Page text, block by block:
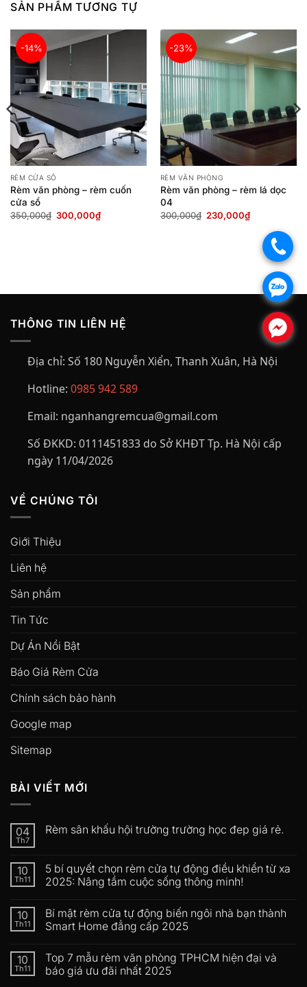
SẢN PHẨM TƯƠNG TỰ
-14%
RÈM CỬA SỔ
Rèm văn phòng – rèm cuốn
cửa sổ
350,000₫ Giá
300,000₫Giá
hiện
-23%
RÈM VĂN PHÒNG
Rèm văn phòng – rèm lá dọc
04
300,000₫ Giá
230,000₫Giá
hiện
230,000₫.
THÔNG TIN LIÊN HỆ
Địa chỉ: Số 180 Nguyễn Xiển, Thanh Xuân, Hà Nội
Hotline: 0985 942 589
Email: nganhangremcua@gmail.com
Số ĐKKD: 0111451833 do Sở KHĐT Tp. Hà Nội cấp
ngày 11/04/2026
VỀ CHÚNG TÔI
Giới Thiệu
Liên hệ
Sản phẩm
Tin Tức
Dự Án Nổi Bật
Báo Giá Rèm Cửa
Chính sách bảo hành
Google map
Sitemap
BÀI VIẾT MỚI
04
Th7
Rèm sân khấu hội trường trường học đep giá rẻ.
10
Th11
5 bí quyết chọn rèm cửa tự động điều khiển từ xa
2025: Nâng tầm cuộc sống thông minh!
10
Th11
Bí mật rèm cửa tự động biến ngôi nhà bạn thành
Smart Home đẳng cấp 2025
10
Th11
Top 7 mẫu rèm văn phòng TPHCM hiện đại và
báo giá ưu đãi nhất 2025
.
.
.